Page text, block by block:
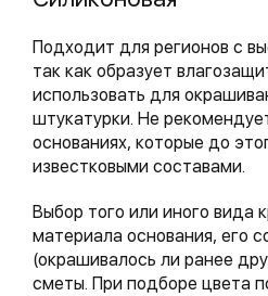
Подходит для регионов с
так как образует
использовать для
штукатурки. Не
основаниях, которые до
известковыми составами.
Выбор того или иного вида
материала основания, его
(окрашивалось ли ранее
сметы. При подборе цвета